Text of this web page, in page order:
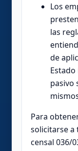
Los
las
de
pasivo
Para
solicitarse a
censal 036/